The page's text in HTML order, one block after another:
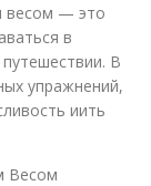
весом — это
в
В
упражнений,
иить
Весом